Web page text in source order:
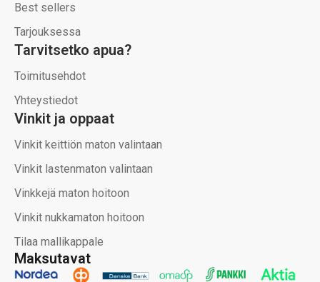
Maksutavat
Best sellers
Tarjouksessa
Tarvitsetko apua?
Toimitusehdot
Yhteystiedot
Vinkit ja oppaat
Vinkit keittiön maton valintaan
Vinkit lastenmaton valintaan
Vinkkejä maton hoitoon
Vinkit nukkamaton hoitoon
Tilaa mallikappale